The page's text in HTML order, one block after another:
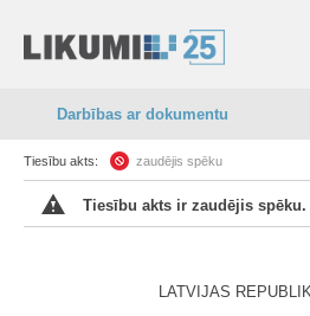
Darbības ar dokumentu
Tiesību akts: zaudējis spēku
Tiesību akts ir zaudējis spēku.
LATVIJAS